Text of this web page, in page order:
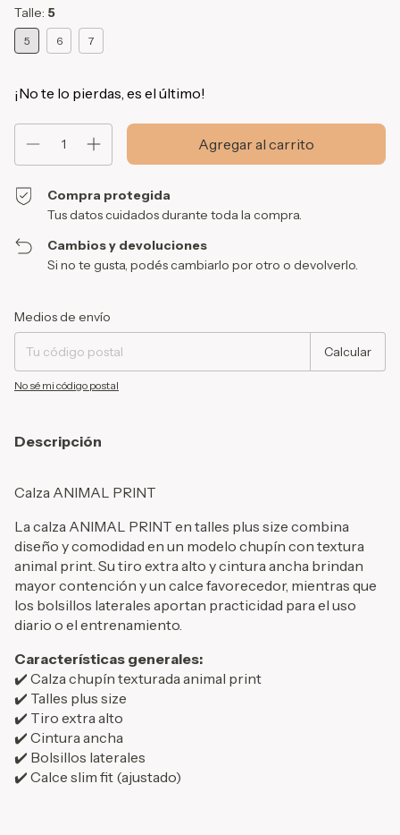
Talle: 5
5 6 7
¡No te lo pierdas, es el último!
Compra protegida
Tus datos cuidados durante toda la compra.
Cambios y devoluciones
Si no te gusta, podés cambiarlo por otro o devolverlo.
Entregas para el CP:
Medios de envío
Calcular
No sé mi código postal
Descripción
Calza ANIMAL PRINT
La calza ANIMAL PRINT en talles plus size combina
diseño y comodidad en un modelo chupín con textura
animal print. Su tiro extra alto y cintura ancha brindan
mayor contención y un calce favorecedor, mientras que
los bolsillos laterales aportan practicidad para el uso
diario o el entrenamiento.
Características generales:
✔️ Calza chupín texturada animal print
✔️ Talles plus size
✔️ Tiro extra alto
✔️ Cintura ancha
✔️ Bolsillos laterales
✔️ Calce slim fit (ajustado)